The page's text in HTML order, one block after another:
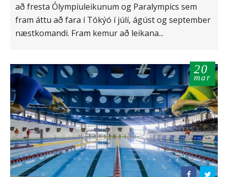
að fresta Ólympíuleikunum og Paralympics sem
fram áttu að fara í Tókýó í júlí, ágúst og september
næstkomandi. Fram kemur að leikana...
20
mar